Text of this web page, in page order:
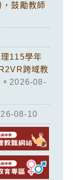
鼓勵教師
115學年
跨域教
2026-08-
08-10